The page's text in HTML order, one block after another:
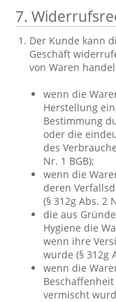
7.
Der Kunde kann
Geschäft
von Waren
wenn die
Herstellung
Bestimmung
oder die
des
Nr. 1 BGB);
wenn die
deren
(§ 312g Abs. 2
die aus
Hygiene die
wenn ihre
wurde (§ 312g
wenn die
vermischt